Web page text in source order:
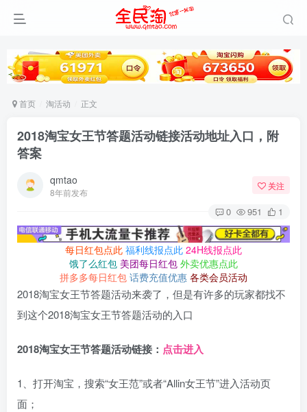
首页 淘活动 正文
2018淘宝女王节答题活动链接活动地址入口，附
答案
qmtao
8年前发布
关注
0 951 1
每日红包点此 福利线报点此 24H线报点此
饿了么红包 美团每日红包 外卖优惠点此
拼多多每日红包 话费充值优惠 各类会员活动
2018淘宝女王节答题活动来袭了，但是有许多的玩家都找不
到这个2018淘宝女王节答题活动的入口
2018淘宝女王节答题活动链接： 点击进入
1、打开淘宝，搜索“女王范”或者“Allin女王节”进入活动页
面；